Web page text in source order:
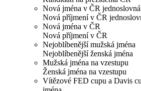
Nová jména v ČR jednoslovná
Nová příjmení v ČR
Nová jména v ČR
Nová příjmení v ČR
Nejoblíbenější mužská jména
Nejoblíbenější ženská jména
Mužská jména na vzestupu
Ženská jména na vzestupu
Vítězové FED cupu a Davis